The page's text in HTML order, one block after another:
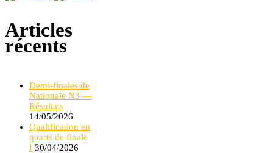
Articles
récents
Demi-finales de
Nationale N3 —
Résultats
14/05/2026
Qualification en
quarts de finale
! 30/04/2026